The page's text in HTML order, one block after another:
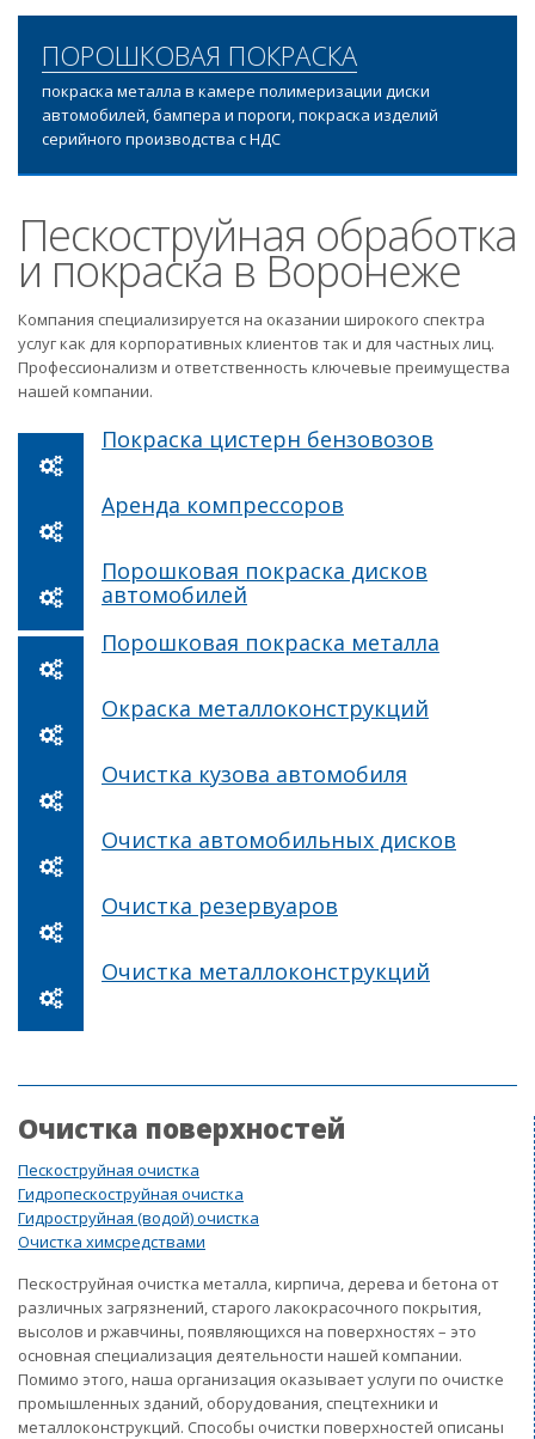
ПОРОШКОВАЯ ПОКРАСКА
покраска металла в камере полимеризации диски
автомобилей, бампера и пороги, покраска изделий
серийного производства с НДС
Пескоструйная обработка
и покраска в Воронеже
Компания специализируется на оказании широкого спектра
услуг как для корпоративных клиентов так и для частных лиц.
Профессионализм и ответственность ключевые преимущества
нашей компании.
Покраска цистерн бензовозов
Аренда компрессоров
Порошковая покраска дисков
автомобилей
Порошковая покраска металла
Окраска металлоконструкций
Очистка кузова автомобиля
Очистка автомобильных дисков
Очистка резервуаров
Очистка металлоконструкций
Очистка поверхностей
Пескоструйная очистка
Гидропескоструйная очистка
Гидроструйная (водой) очистка
Очистка химсредствами
Пескоструйная очистка металла, кирпича, дерева и бетона от
различных загрязнений, старого лакокрасочного покрытия,
высолов и ржавчины, появляющихся на поверхностях – это
основная специализация деятельности нашей компании.
Помимо этого, наша организация оказывает услуги по очистке
промышленных зданий, оборудования, спецтехники и
металлоконструкций. Способы очистки поверхностей описаны